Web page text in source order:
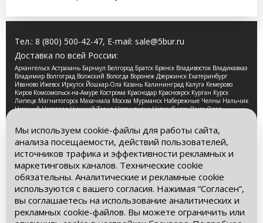
Тел.: 8 (800) 500-42-47, E-mail: sale@5bur.ru
Доставка по всей России:
Архангельск Астрахань Барнаул Белгород Братск Брянск Владивосток Владикавказ
Владимир Волгоград Волжский Вологда Воронеж Дзержинск Екатеринбург
Иваново Ижевск Иркутск Йошкар-Ола Казань Калининград Калуга Кемерово
Киров Комсомольск-на-Амуре Кострома Краснодар Красноярск Курган Курск
Липецк Магнитогорск Махачкала Москва Мурманск Набережные Челны Нальчик
Нижний Новгород Нижний Тагил Новокузнецк Новосибирск Омск Орел
Санкт-Петербург Саранск Саратов Смоленск Сочи Ставрополь Стерлитамак
Сургут Таганрог Тамбов Тверь Томск Тула Тюмень Улан-Удэ Ульяновск Уфа
Хабаровск Чебоксары Челябинск Череповец Чита Ярославль
2026 © Компания «Буровые Машины». Все права
защищены. Обращаем Ваше внимание на то, что данный
интернет-сайт носит исключительно информационный
характер и ни при каких условиях информационные
материалы и цены, размещенные на сайте, не является
публичной офертой, определяемой положениями Статьи
Мы используем cookie-файлы для работы сайта,
анализа посещаемости, действий пользователей,
источников трафика и эффективности рекламных и
маркетинговых каналов. Технические cookie
обязательны. Аналитические и рекламные cookie
используются с вашего согласия. Нажимая “Согласен”,
вы соглашаетесь на использование аналитических и
рекламных cookie-файлов. Вы можете ограничить или